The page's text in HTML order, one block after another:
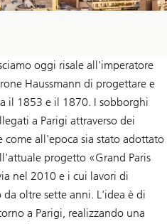
oggi risale all'imperatore
Haussmann di progettare e
il 1853 e il 1870. I sobborghi
a Parigi attraverso dei
come all'epoca sia stato adottato
progetto «Grand Paris
nel 2010 e i cui lavori di
oltre sette anni. L'idea è di
a Parigi, realizzando una